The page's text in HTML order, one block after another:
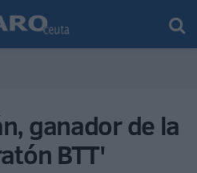
ganador de la
BTT'